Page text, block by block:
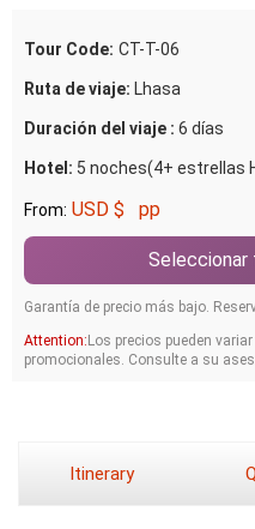
Tour Code: CT-T-06
Ruta de viaje: Lhasa
Duración del viaje : 6 días
Hotel: 5 noches(4+ estrellas
From: USD $ pp
Seleccionar
Garantía de precio más bajo.
Attention:Los precios pueden
promocionales. Consulte a su
Itinerary